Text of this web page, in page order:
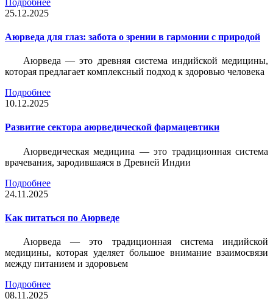
25.12.2025
Аюрведа для глаз: забота о зрении в гармонии с природой
Аюрведа — это древняя система индийской медицины,
которая предлагает комплексный подход к здоровью человека
Подробнее
10.12.2025
Развитие сектора аюрведической фармацевтики
Аюрведическая медицина — это традиционная система
врачевания, зародившаяся в Древней Индии
Подробнее
24.11.2025
Как питаться по Аюрведе
Аюрведа — это традиционная система индийской
медицины, которая уделяет большое внимание взаимосвязи
между питанием и здоровьем
Подробнее
08.11.2025